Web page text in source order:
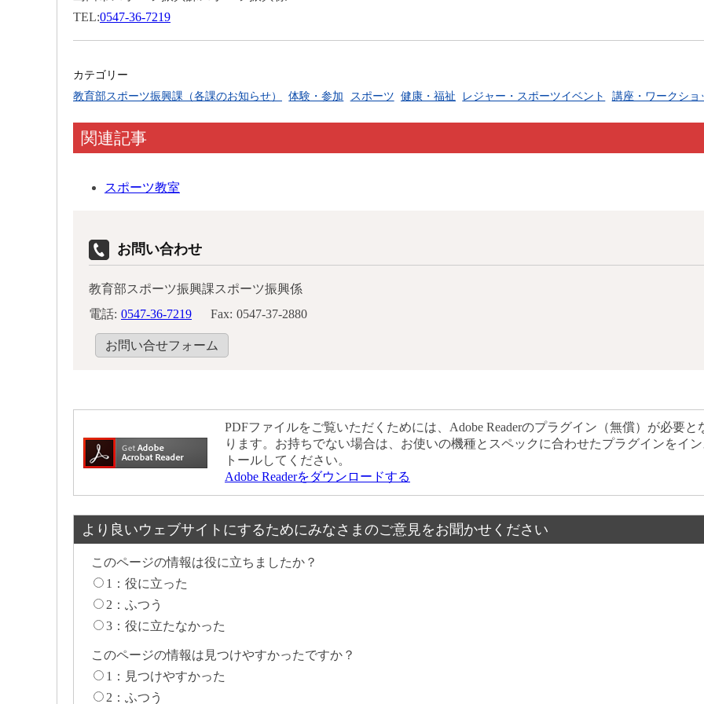
TEL:0547-36-7219
カテゴリー
教育部スポーツ振興課（各課のお知らせ）
体験・参加 スポーツ 健康・福祉 レジャー・スポーツイベント 講座・ワークショ
関連記事
スポーツ教室
お問い合わせ
教育部スポーツ振興課スポーツ振興係
電話: 0547-36-7219 Fax: 0547-37-2880
お問い合せフォーム
PDFファイルをご覧いただくためには、Adobe Readerのプラグイン（無償）が必要と
ります。お持ちでない場合は、お使いの機種とスペックに合わせたプラグインをイ
トールしてください。
Adobe Readerをダウンロードする
より良いウェブサイトにするためにみなさまのご意見をお聞かせください
このページの情報は役に立ちましたか？
1：役に立った
2：ふつう
3：役に立たなかった
このページの情報は見つけやすかったですか？
1：見つけやすかった
2：ふつう